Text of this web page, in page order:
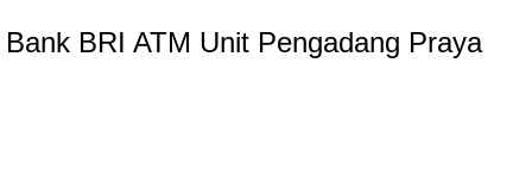
Bank BRI ATM Unit Pengadang Praya